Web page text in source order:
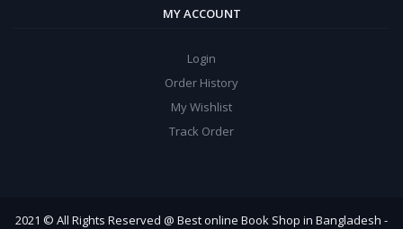
MY ACCOUNT
Login
Order History
My Wishlist
Track Order
2021 © All Rights Reserved @ Best online Book Shop in Bangladesh -